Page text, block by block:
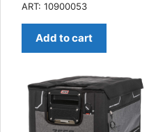
ART: 10900053
Add to cart